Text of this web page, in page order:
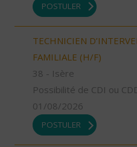
POSTULER
TECHNICIEN
FAMILIALE (H/F)
38 - Isère
Possibilité de CDI ou
01/08/2026
POSTULER